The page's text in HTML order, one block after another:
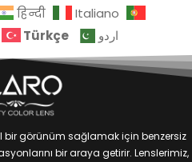
हिन्दी
Italiano
Türkçe اردو
bir görünüm sağlamak için benzersiz
bir araya getirir. Lenslerimiz,